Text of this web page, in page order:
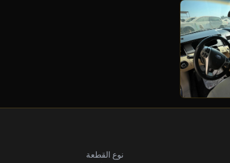
نوع القطعة